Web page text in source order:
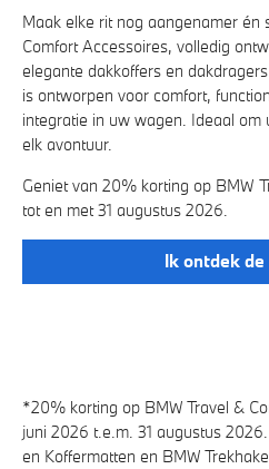
Maak elke rit nog aangenamer én
Comfort Accessoires, volledig
elegante dakkoffers en
is ontworpen voor comfort,
integratie in uw wagen. Ideaal
elk avontuur.
Geniet van 20% korting op BMW
tot en met 31 augustus 2026.
Ik ontdek de
*20% korting op BMW Travel &
juni 2026 t.e.m. 31 augustus
en Koffermatten en BMW